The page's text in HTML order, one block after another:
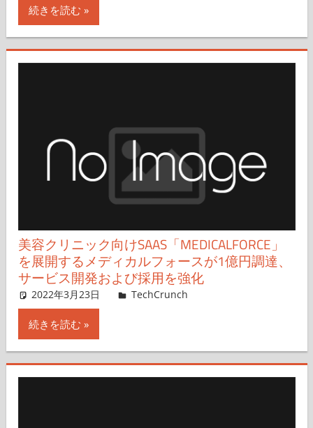
続きを読む
美容クリニック向けSAAS「MEDICALFORCE」
を展開するメディカルフォースが1億円調達、
サービス開発および採用を強化
2022年3月23日 Hisashi Shibata
TechCrunch
続きを読む